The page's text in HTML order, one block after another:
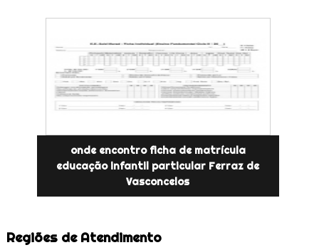
onde encontro ficha de matrícula
educação infantil particular Ferraz de
Vasconcelos
Regiões de Atendimento